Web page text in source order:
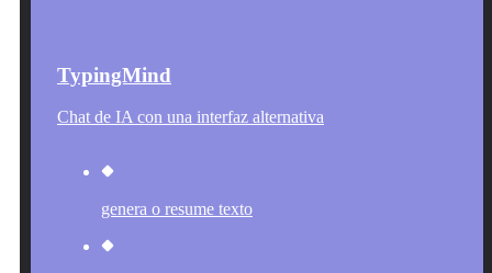
TypingMind
Chat de IA con una interfaz alternativa
genera o resume texto